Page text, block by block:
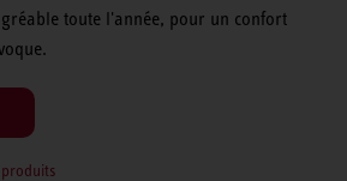
toute l'année, pour un confort
produits